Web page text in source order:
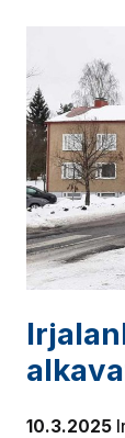
10.3.2025